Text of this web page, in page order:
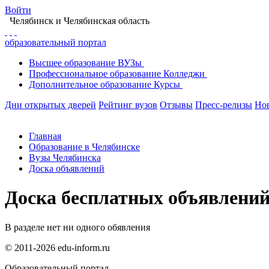
Войти
Челябинск и Челябинская область
образовательный портал
Высшее образование ВУЗы
Профессиональное образование Колледжи
Дополнительное образование Курсы
Дни открытых дверей Рейтинг вузов Отзывы Пресс-релизы
Главная
Образование в Челябинске
Вузы Челябинска
Доска объявлений
Доска бесплатных
В разделе нет ни одного обявления
© 2011-2026 edu-inform.ru